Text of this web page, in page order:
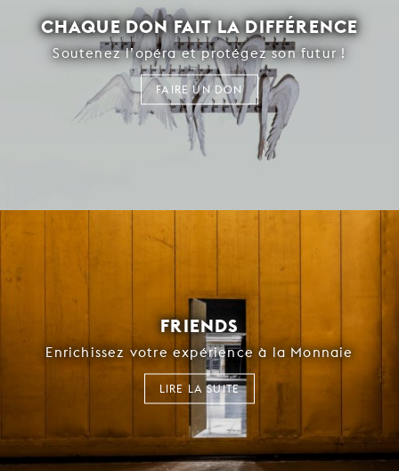
CHAQUE DON FAIT LA DIFFÉRENCE
Soutenez l’opéra et protégez son futur !
FAIRE UN DON
FRIENDS
Enrichissez votre expérience à la Monnaie
LIRE LA SUITE